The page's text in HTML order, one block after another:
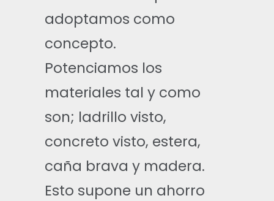
adoptamos como
concepto.
Potenciamos los
materiales tal y como
son; ladrillo visto,
concreto visto, estera,
caña brava y madera.
Esto supone un ahorro